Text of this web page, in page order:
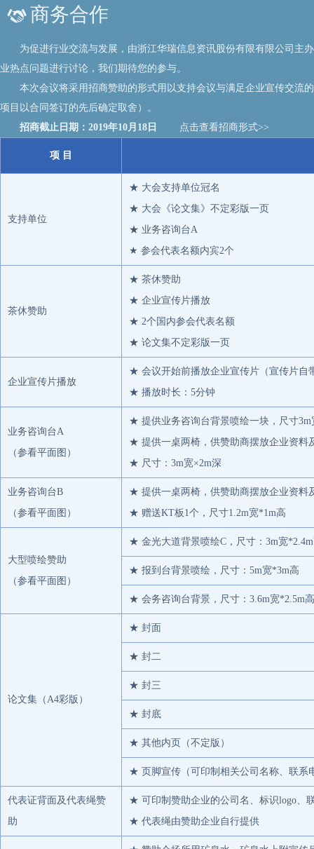
NAGASE & CO,.LTD
东华大学
厦门市元丰达贸易有限公司
浙江黄岩洲锽实业有限公司
江苏三房巷集团有限公司
浙江金帆纺织有限公司
慈溪市兴科化纤有限公司
河南能源化工集团有限公司销售公司
浙江汉东塑胶新材料有限公司
麦格理
统一企业（中国）投资有限公司
农夫山泉股份有限公司
吉林省林海雪原饮品有限公司
可口可乐（上海）饮料有限公司
远纺工业（上海）有限公司
中国石化化工销售有限公司江苏分公司
Czarnikow Group Limited
无锡新生代纺织机械有限公司
苏州万弘新材料科技有限公司
三河汇福粮油集团国际贸易有限公司
科佩（苏州）特种材料有限公司
安徽丰原国际货运有限公司
宏全食品包装（太原）有限公司
Caiden (HK) business Co., Limited
江苏恒润供应链管理有限公司
腾龙特种树脂（厦门）有限公司
上海美远国际贸易有限公司
哈尔滨鸿皓塑料原料经销有限公司
华润化学材料科技控股有限公司
眉山市大成包装有限公司
揭阳市中富化工有限公司
商务合作
为促进行业交流与发展，由浙江华瑞信息资讯股份有限有限公司主办
业热点问题进行讨论，我们期待您的参与。
本次会议将采用招商赞助的形式用以支持会议与满足企业宣传交流的
项目以合同签订的先后确定取舍）。
招商截止日期：2019年10月18日
点击查看招商形式>>
项 目
支持单位
★ 大会支持单位冠名
★ 大会《论文集》不定彩版一页
★ 业务咨询台A
★ 参会代表名额内宾2个
茶休赞助
★ 茶休赞助
★ 企业宣传片播放
★ 2个国内参会代表名额
★ 论文集不定彩版一页
企业宣传片播放
★ 会议开始前播放企业宣传片（宣传片自
★ 播放时长：5分钟
业务咨询台A
（参看平面图 ）
★ 提供业务咨询台背景喷绘一块，尺寸3m
★ 提供一桌两椅，供赞助商摆放企业资料
★ 尺寸：3m宽×2m深
业务咨询台B
（参看平面图 ）
★ 提供一桌两椅，供赞助商摆放企业资料
★ 赠送KT板1个，尺寸1.2m宽*1m高
大型喷绘赞助
（参看平面图 ）
★ 金光大道背景喷绘C，尺寸：3m宽
★ 报到台背景喷绘，尺寸：5m宽*3m高
★ 会务咨询台背景，尺寸：3.6m宽*2.5m高
论文集（A4彩版）
★ 封面
★ 封二
★ 封三
★ 封底
★ 其他内页（不定版）
★ 页脚宣传（可印制相关公司名称、联系
代表证背面及代表绳赞
助
★ 可印制赞助企业的公司名、标识logo、
★ 代表绳由赞助企业自行提供